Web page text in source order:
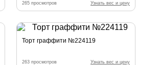
265 просмотров Узнать вес и цену
Торт граффити №224119
263 просмотров Узнать вес и цену